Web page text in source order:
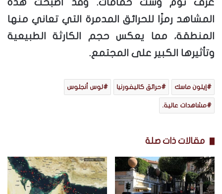
غرف نوم وست حمامات. وقد أصبحت هذه
المشاهد رمزًا للحرائق المدمرة التي تعاني منها
المنطقة، مما يعكس حجم الكارثة الطبيعية
وتأثيرها الكبير على المجتمع.
إيلون ماسك حرائق كاليفورنيا لوس أنجلوس
مشاهدات عالية.
مقالات ذات صلة